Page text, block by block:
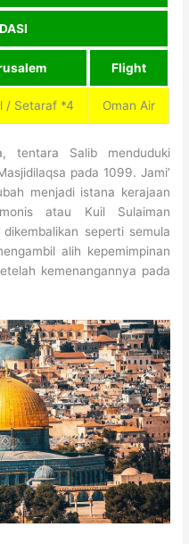
Flight
/ Setaraf *4 Oman Air
tentara Salib menduduki
pada 1099. Jami’
menjadi istana kerajaan
atau Kuil Sulaiman
seperti semula
alih kepemimpinan
kemenangannya pada